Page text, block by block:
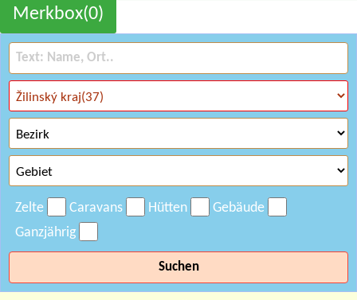
Merkbox(0)
Zelte Caravans Hütten
Gebäude
Ganzjährig
Suchen